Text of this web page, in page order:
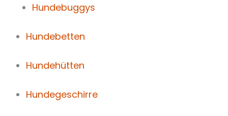
Hundebuggys
Hundebetten
Hundehütten
Hundegeschirre